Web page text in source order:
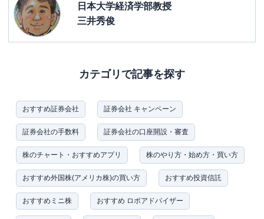
日本大学経済学部教授
三井秀俊
カテゴリで記事を探す
おすすめ証券会社 証券会社 キャンペーン
証券会社の手数料 証券会社の口座開設・審査
株のチャート・おすすめアプリ 株のやり方・始め方・買い方
おすすめ外国株(アメリカ株)の買い方 おすすめ投資信託
おすすめミニ株 おすすめ ロボアドバイザー